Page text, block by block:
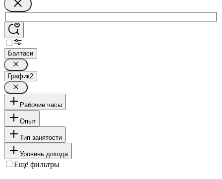
Балтаси
График2
Рабочие часы
Опыт
Тип занятости
Уровень дохода
Ещё фильтры